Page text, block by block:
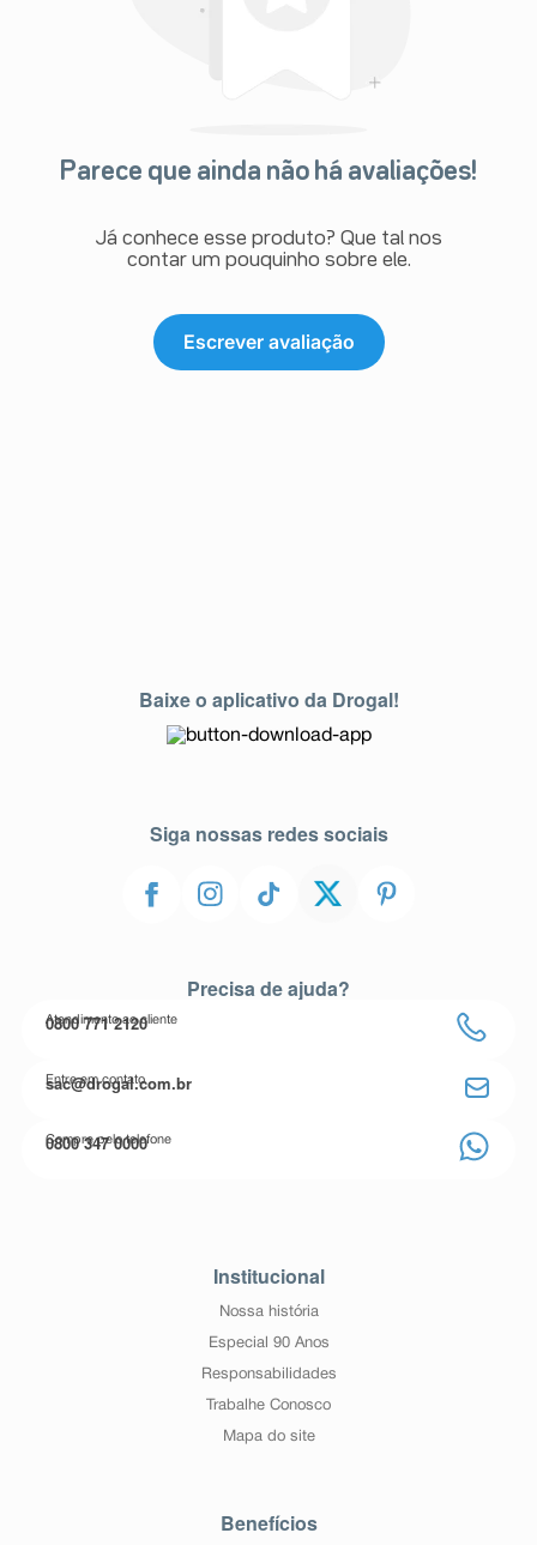
Parece que ainda não há avaliações!
Já conhece esse produto? Que tal nos
contar um pouquinho sobre ele.
Escrever avaliação
Baixe o aplicativo da Drogal!
Siga nossas redes sociais
Precisa de ajuda?
Atendimento ao cliente
0800 771 2120
Entre em contato
sac@drogal.com.br
Compre pelo telefone
0800 347 0000
Institucional
Nossa história
Especial 90 Anos
Responsabilidades
Trabalhe Conosco
Mapa do site
Benefícios